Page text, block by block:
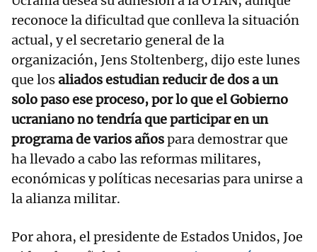
reconoce la dificultad que conlleva la situación
actual, y el secretario general de la
organización, Jens Stoltenberg, dijo este lunes
que losaliados estudian reducir de dos a un
solo paso ese proceso, por lo que el Gobierno
ucraniano no tendría que participar en un
programa de varios añospara demostrar que
ha llevado a cabo las reformas militares,
económicas y políticas necesarias para unirse a
la alianza militar.
Por ahora, el presidente de Estados Unidos, Joe